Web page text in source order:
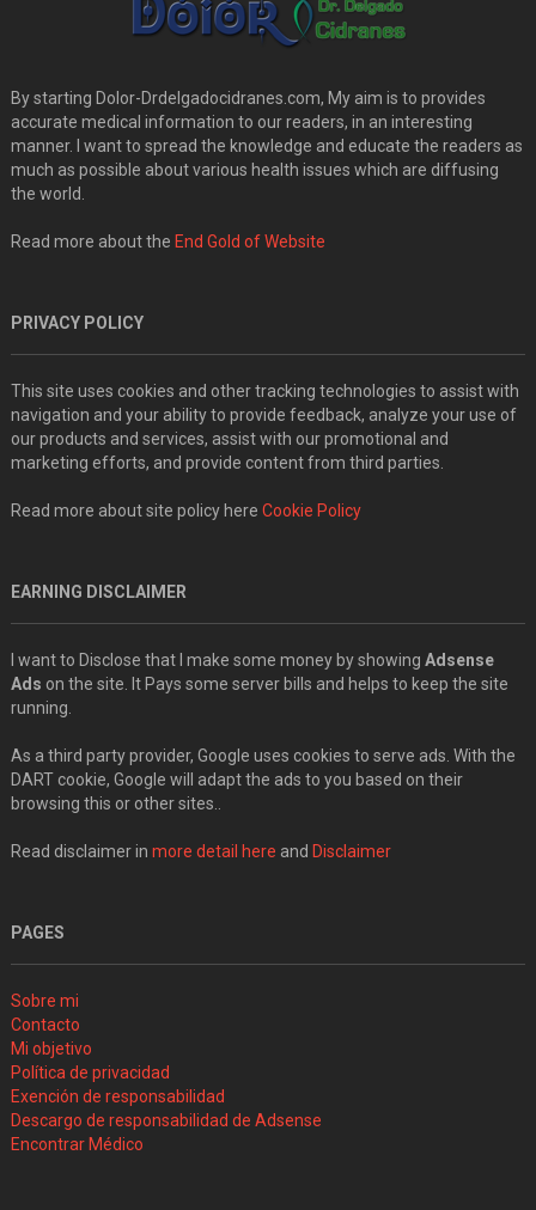
By starting Dolor-Drdelgadocidranes.com, My aim is to provides
accurate medical information to our readers, in an interesting
manner. I want to spread the knowledge and educate the readers as
much as possible about various health issues which are diffusing
the world.
Read more about the End Gold of Website
PRIVACY POLICY
This site uses cookies and other tracking technologies to assist with
navigation and your ability to provide feedback, analyze your use of
our products and services, assist with our promotional and
marketing efforts, and provide content from third parties.
Read more about site policy here Cookie Policy
EARNING DISCLAIMER
I want to Disclose that I make some money by showing Adsense
Ads on the site. It Pays some server bills and helps to keep the site
running.
As a third party provider, Google uses cookies to serve ads. With the
DART cookie, Google will adapt the ads to you based on their
browsing this or other sites..
Read disclaimer in more detail here and Disclaimer
PAGES
Sobre mi
Contacto
Mi objetivo
Política de privacidad
Exención de responsabilidad
Descargo de responsabilidad de Adsense
Encontrar Médico